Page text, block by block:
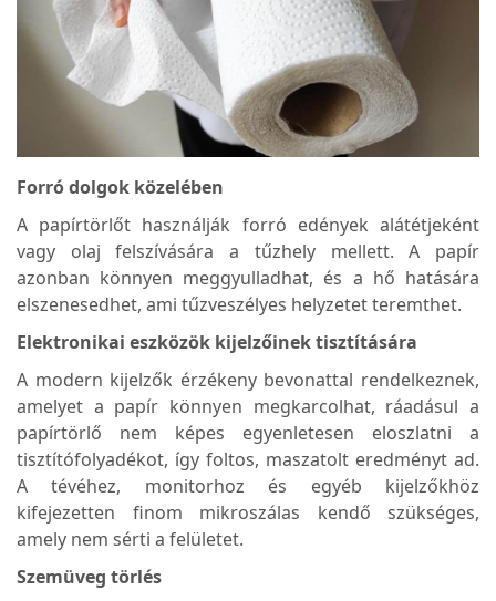
Forró dolgok közelében
A papírtörlőt használják forró edények alátétjeként
vagy olaj felszívására a tűzhely mellett. A papír
azonban könnyen meggyulladhat, és a hő hatására
elszenesedhet, ami tűzveszélyes helyzetet teremthet.
Elektronikai eszközök kijelzőinek tisztítására
A modern kijelzők érzékeny bevonattal rendelkeznek,
amelyet a papír könnyen megkarcolhat, ráadásul a
papírtörlő nem képes egyenletesen eloszlatni a
tisztítófolyadékot, így foltos, maszatolt eredményt ad.
A tévéhez, monitorhoz és egyéb kijelzőkhöz
kifejezetten finom mikroszálas kendő szükséges,
amely nem sérti a felületet.
Szemüveg törlés